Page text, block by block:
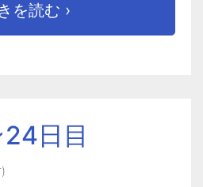
self.request.user).exists():
, *args,
を読む ›
日目